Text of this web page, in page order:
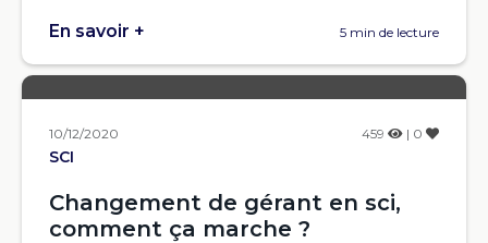
En savoir + 5 min de lecture
10/12/2020 459 | 0
SCI
Changement de gérant en sci,
comment ça marche ?